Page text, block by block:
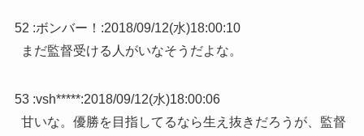
52 :ボンバー！ :2018/09/12(水)18:00:10
まだ監督受ける人がいなそうだよな。
53 :vsh*****:2018/09/12(水)18:00:06
甘いな。優勝を目指してるなら生え抜きだろうが、監督